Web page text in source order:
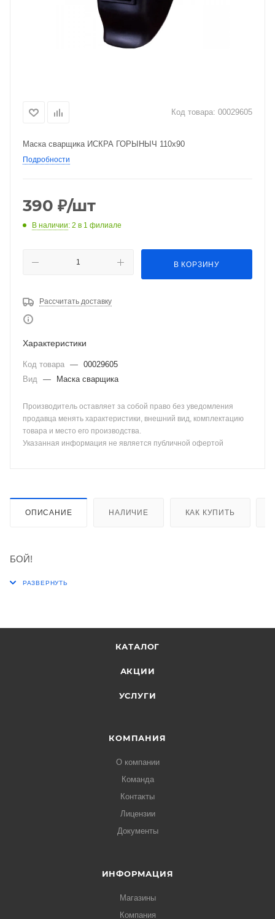
Код товара: 00029605
Маска сварщика ИСКРА ГОРЫНЫЧ 110х90
Подробности
390 ₽/шт
В наличии: 2 в 1 филиале
В КОРЗИНУ
Рассчитать доставку
Характеристики
Код товара — 00029605
Вид — Маска сварщика
Производитель оставляет за собой право без уведомления
продавца менять характеристики, внешний вид, комплектацию
товара и место его производства.
Указанная информация не является публичной офертой
ОПИСАНИЕ НАЛИЧИЕ КАК КУПИТЬ
БОЙ!
КАТАЛОГ
АКЦИИ
УСЛУГИ
КОМПАНИЯ
О компании
Команда
Контакты
Лицензии
Документы
ИНФОРМАЦИЯ
Магазины
Компания